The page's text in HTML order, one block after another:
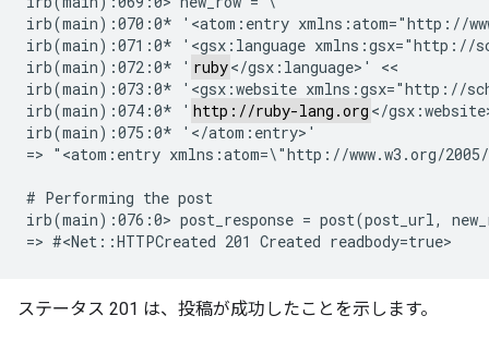
irb(main):070:0* '<atom:entry xmlns:atom="http://
irb(main):071:0* '<gsx:language xmlns:gsx="http://
irb(main):072:0* ' ruby</gsx:language>' <<
irb(main):073:0* '<gsx:website xmlns:gsx="http://
irb(main):074:0* ' http://ruby-lang.org </
irb(main):075:0* '</atom:entry>'
=> "<atom:entry xmlns:atom=\"http://www.w3.org/
# Performing the post
irb(main):076:0> post_response = post(post_url,
ステータス 201 は、投稿が成功したことを示します。